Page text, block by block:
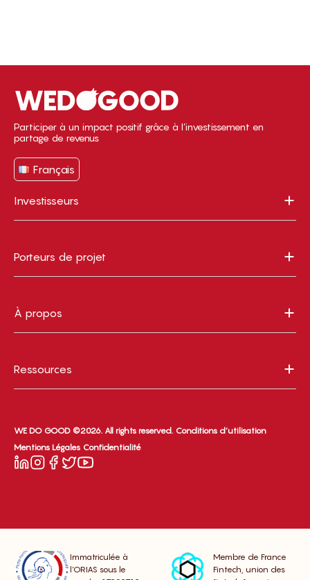
Participer à un impact positif grâce à l’investissement en
partage de revenus
Français
Investisseurs
Porteurs de projet
À propos
Ressources
WE DO GOOD ©2026. All rights reserved. Conditions d’utilisation
Mentions Légales Confidentialité
Immatriculée à
l’ORIAS sous le
Membre de France
Fintech, union des